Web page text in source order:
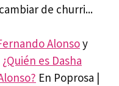
de churri...
Alonsoy
¿Quién es Dasha
En Poprosa |